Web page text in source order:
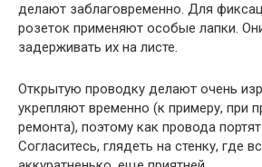
делают заблаговременно. Для
розеток применяют особые лапки.
задерживать их на листе.
Открытую проводку делают очень
укрепляют временно (к примеру, при
ремонта), поэтому как провода портят
Согласитесь, глядеть на стенку, где